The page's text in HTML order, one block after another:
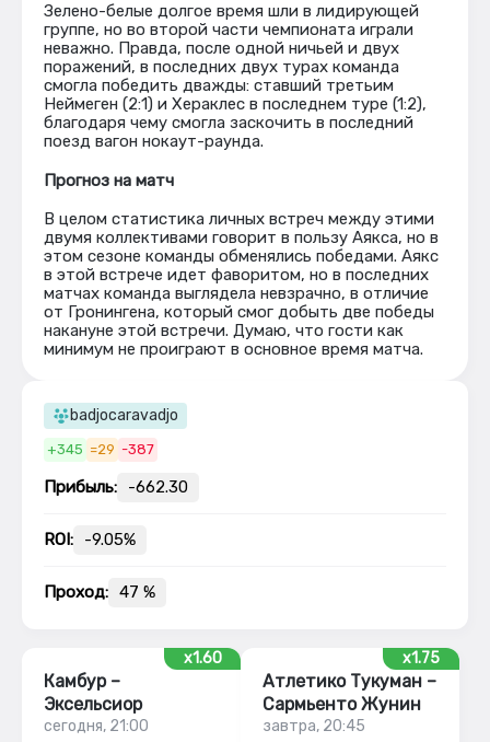
Зелено-белые долгое время шли в лидирующей
группе, но во второй части чемпионата играли
неважно. Правда, после одной ничьей и двух
поражений, в последних двух турах команда
смогла победить дважды: ставший третьим
Неймеген (2:1) и Хераклес в последнем туре (1:2),
благодаря чему смогла заскочить в последний
поезд вагон нокаут-раунда.
Прогноз на матч
В целом статистика личных встреч между этими
двумя коллективами говорит в пользу Аякса, но в
этом сезоне команды обменялись победами. Аякс
в этой встрече идет фаворитом, но в последних
матчах команда выглядела невзрачно, в отличие
от Гронингена, который смог добыть две победы
накануне этой встречи. Думаю, что гости как
минимум не проиграют в основное время матча.
badjocaravadjo
+345 =29 -387
Прибыль: -662.30
ROI: -9.05%
Проход: 47 %
x1.60
Камбур –
Эксельсиор
сегодня, 21:00
x1.75
Атлетико Тукуман –
Сармьенто Жунин
завтра, 20:45